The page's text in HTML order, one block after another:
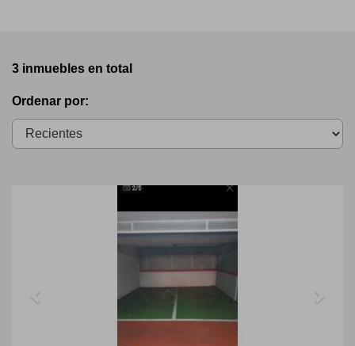
3 inmuebles en total
Ordenar por: